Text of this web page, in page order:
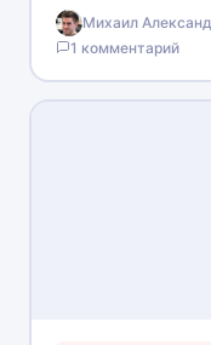
Компании. В точке
сохранение и
данных клиента,…
Михаил
1 комментарий